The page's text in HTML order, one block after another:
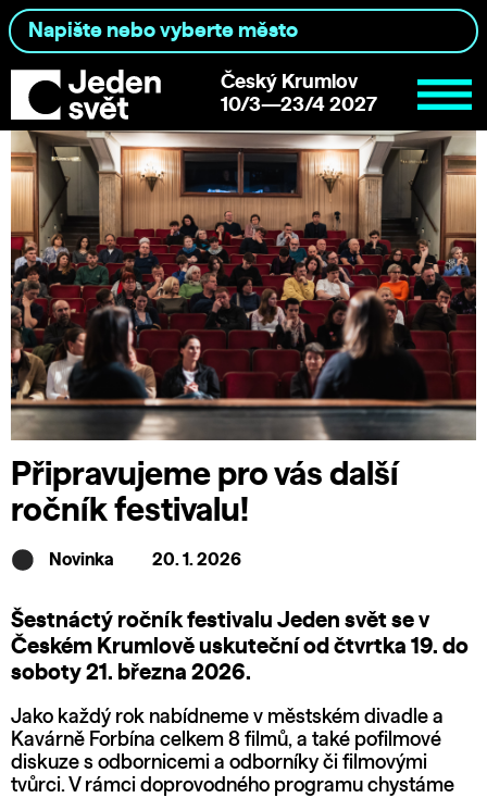
Český Krumlov
10/3—23/4 2027
Připravujeme pro vás další
ročník festivalu!
Novinka 20. 1. 2026
Šestnáctý ročník festivalu Jeden svět se v
Českém Krumlově uskuteční od čtvrtka 19. do
soboty 21. března 2026.
Jako každý rok nabídneme v městském divadle a
Kavárně Forbína celkem 8 filmů, a také pofilmové
diskuze s odbornicemi a odborníky či filmovými
tvůrci. V rámci doprovodného programu chystáme